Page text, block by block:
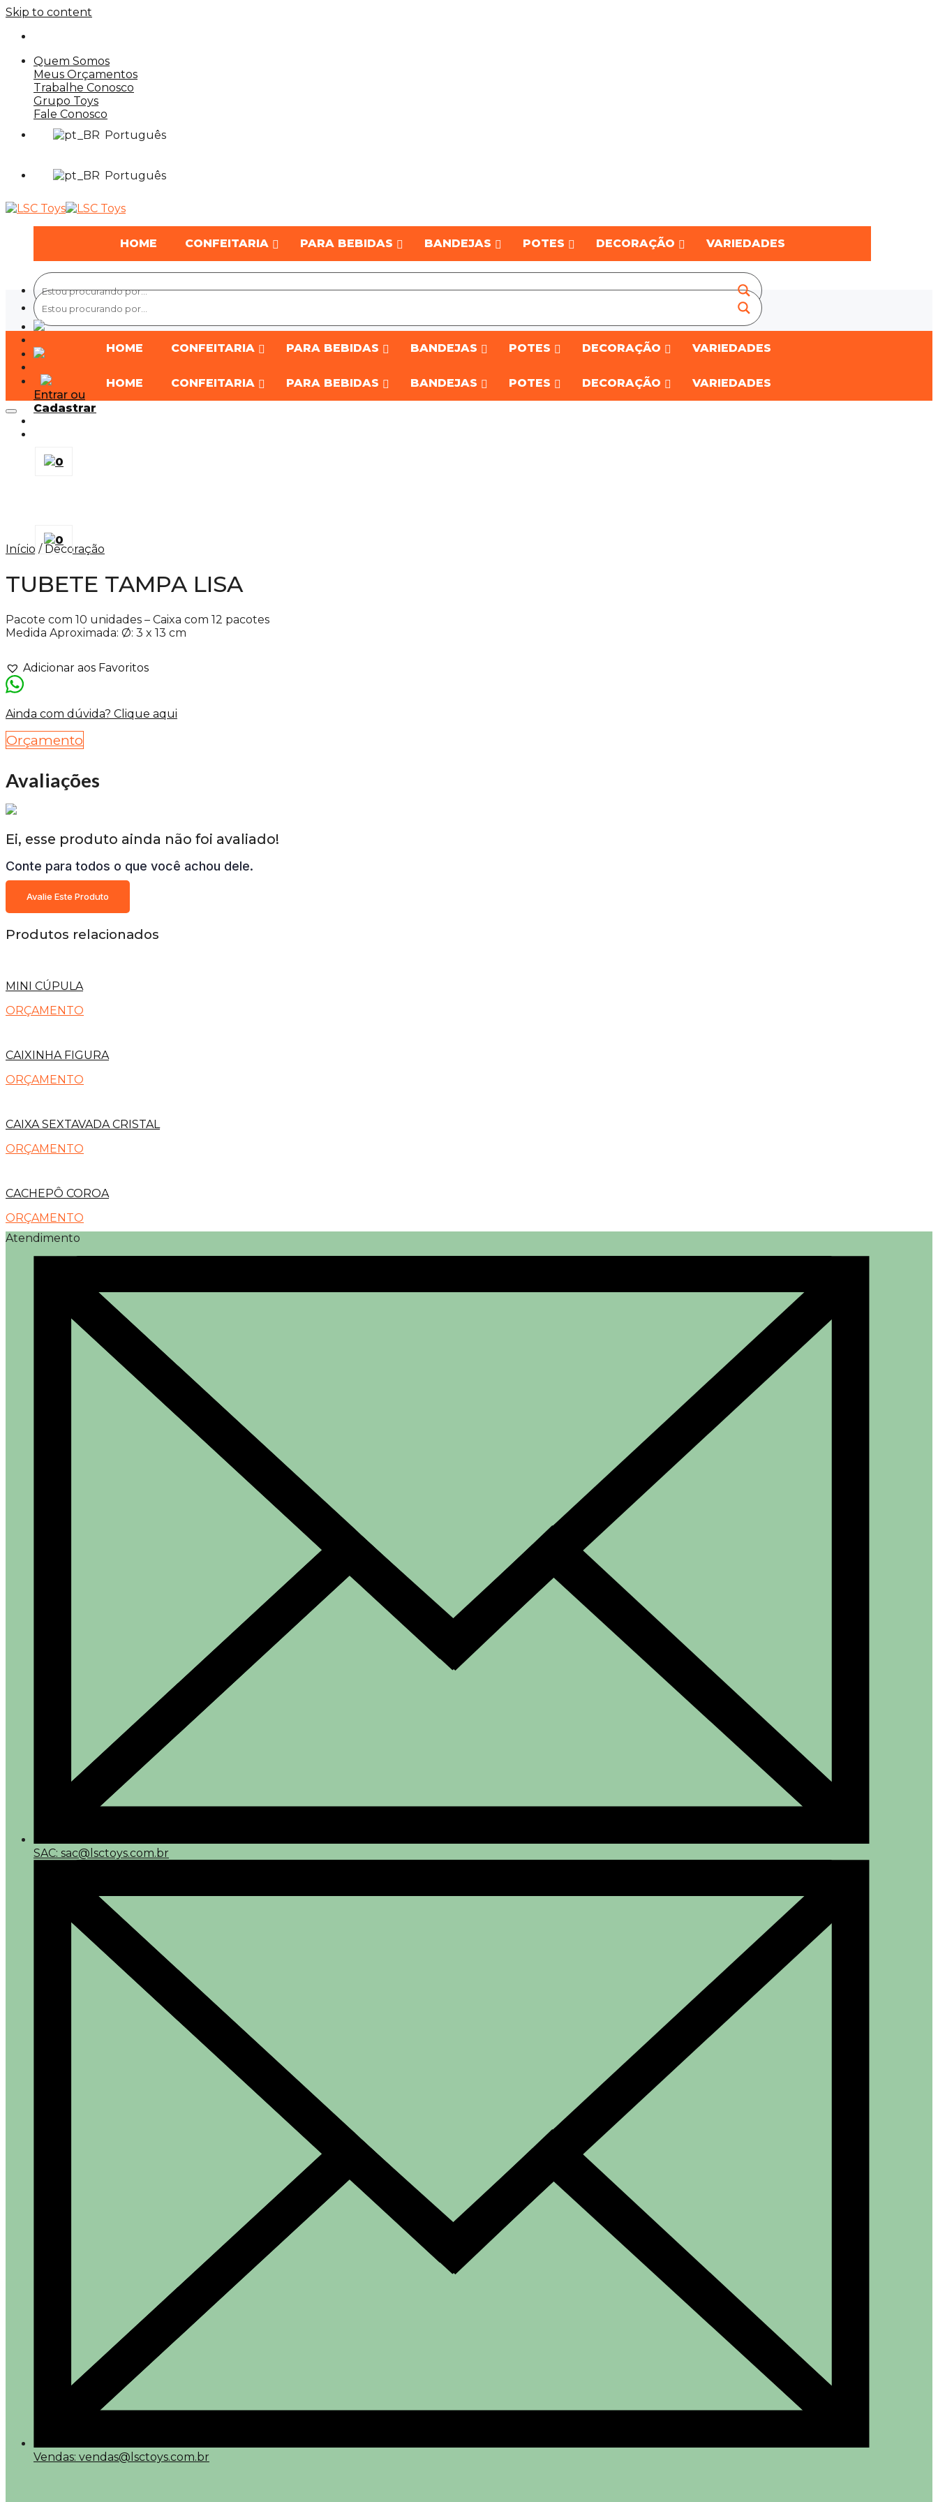
Skip to content
Quem Somos
Meus Orçamentos
Trabalhe Conosco
Grupo Toys
Fale Conosco
Português
Português
HOME CONFEITARIA PARA BEBIDAS BANDEJAS POTES DECORAÇÃO VARIEDADES
Entrar ou
Cadastrar
0
0
HOME CONFEITARIA PARA BEBIDAS BANDEJAS POTES DECORAÇÃO VARIEDADES
HOME CONFEITARIA PARA BEBIDAS BANDEJAS POTES DECORAÇÃO VARIEDADES
Início / Decoração
TUBETE TAMPA LISA
Pacote com 10 unidades – Caixa com 12 pacotes
Medida Aproximada: Ø: 3 x 13 cm
Adicionar aos Favoritos
Ainda com dúvida? Clique aqui
Orçamento
Avaliações
Ei, esse produto ainda não foi avaliado!
Conte para todos o que você achou dele.
Avalie Este Produto
Produtos relacionados
MINI CÚPULA
ORÇAMENTO
CAIXINHA FIGURA
ORÇAMENTO
CAIXA SEXTAVADA CRISTAL
ORÇAMENTO
CACHEPÔ COROA
ORÇAMENTO
Atendimento
SAC: sac@lsctoys.com.br
Vendas: vendas@lsctoys.com.br